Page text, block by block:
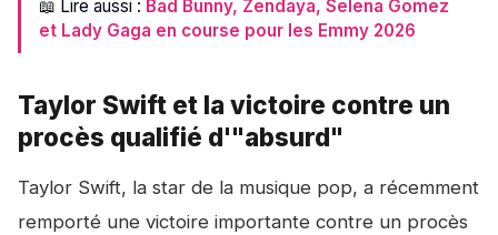
📖 Lire aussi : Bad Bunny, Zendaya, Selena Gomez
et Lady Gaga en course pour les Emmy 2026
Taylor Swift et la victoire contre un
procès qualifié d'"absurd"
Taylor Swift, la star de la musique pop, a récemment
remporté une victoire importante contre un procès